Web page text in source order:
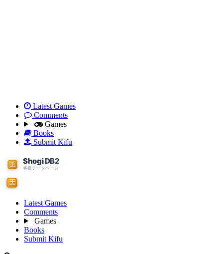
Latest Games
Comments
Games
Books
Submit Kifu
Latest Games
Comments
Games
Books
Submit Kifu